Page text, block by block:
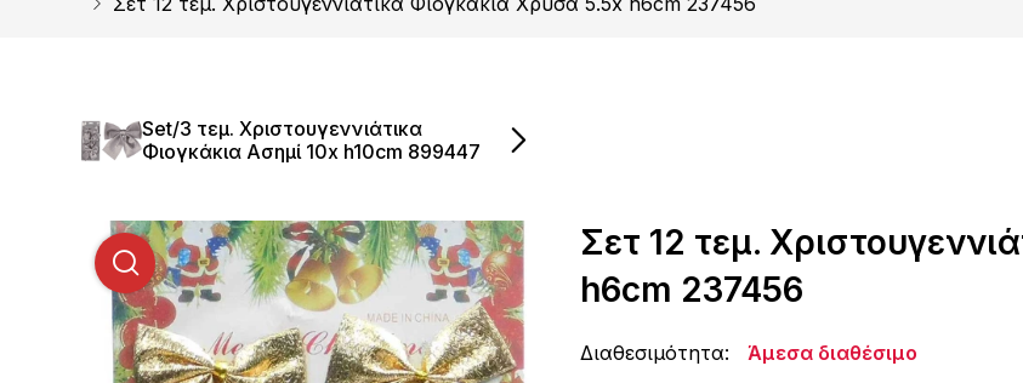
Set/3 τεμ. Χριστουγεννιάτικα
Φιογκάκια Ασημί 10x h10cm 899447
Σετ 12 τεμ.
h6cm 237456
Διαθεσιμότητα: Άμεσα διαθέσιμο